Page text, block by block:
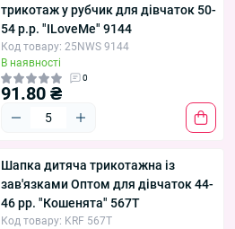
трикотаж у рубчик для дівчаток 50-
54 р.р. "ILoveMe" 9144
Код товару: 25NWS 9144
В наявності
0
91.80 ₴
Шапка дитяча трикотажна із
зав'язками Оптом для дівчаток 44-
46 рр. "Кошенята" 567T
Код товару: KRF 567T